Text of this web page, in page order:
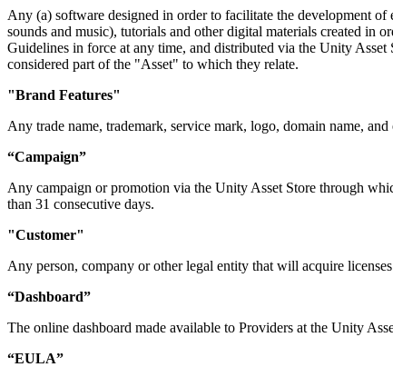
インディーゲーム
少人数のチームで大規模なゲームを開発する
XR ゲームを複数プラットフォーム向けにローンチする
マルチプレイヤーゲーム制作を簡素化
Any (a) software designed in order to facilitate the development
sounds and music), tutorials and other digital materials created in
Guidelines in force at any time, and distributed via the Unity
considered part of the "Asset" to which they relate.
"Brand Features"
Any trade name, trademark, service mark, logo, domain name,
“Campaign”
Any campaign or promotion via the Unity Asset Store through
than 31 consecutive days.
"Customer"
Any person, company or other legal entity that will acquire
“Dashboard”
The online dashboard made available to Providers at the Unity
“EULA”